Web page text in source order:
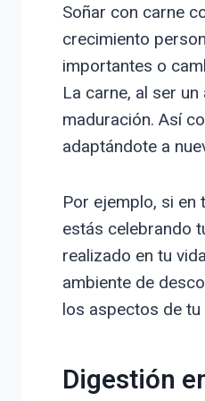
Soñar con carne
crecimiento
importantes o
La carne, al ser
maduración. Así
adaptándote a
Por ejemplo, si en
estás celebrando
realizado en tu
ambiente de
los aspectos de tu
Digestión